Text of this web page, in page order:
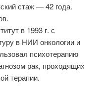
стаж — 42 года.
в 1993 г. с
в НИИ онкологии и
психотерапию
рак, проходящих
терапии.